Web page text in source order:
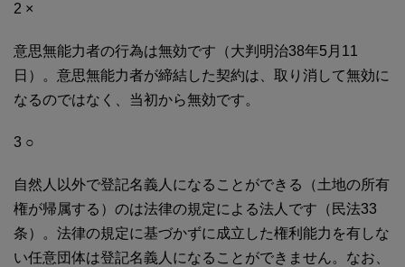
2 ×
意思無能力者の行為は無効です（大判明治38年5月11
日）。意思無能力者が締結した契約は、取り消して無効に
なるのではなく、当初から無効です。
3 ○
自然人以外で登記名義人になることができる（土地の所有
権が帰属する）のは法律の規定による法人です（民法33
条）。法律の規定に基づかずに成立した権利能力を有しな
い任意団体は登記名義人になることができません。なお、